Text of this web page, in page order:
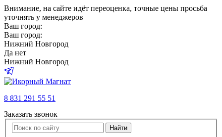
Внимание, на сайте идёт переоценка, точные цены просьба
уточнять у менеджеров
Ваш город:
Ваш город:
Нижний Новгород
Да нет
Нижний Новгород
8 831 291 55 51
Заказать звонок
Найти